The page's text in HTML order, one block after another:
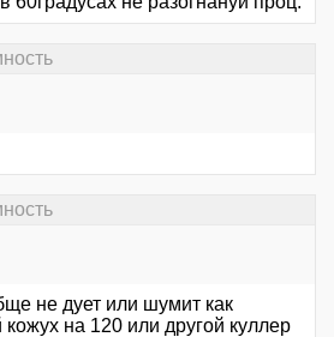
не дует или шумит как
кожух на 120 или другой куллер